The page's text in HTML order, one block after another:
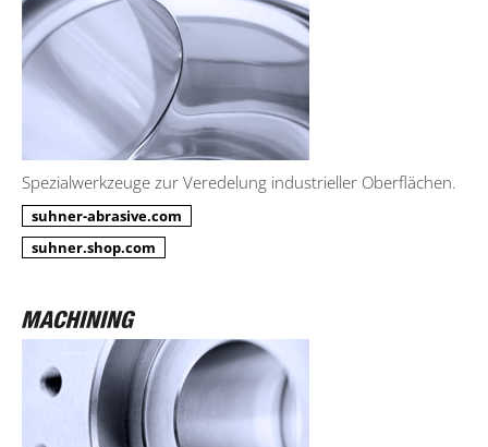
Spezialwerkzeuge zur Veredelung industrieller Oberflächen.
suhner-abrasive.com
suhner.shop.com